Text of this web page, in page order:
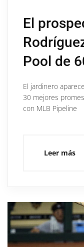
El
Pool de
El jardinero
30 mejores
con MLB Pipeline
Leer más